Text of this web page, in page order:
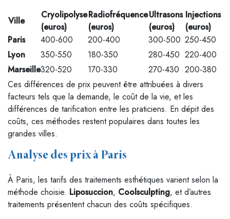
Ville
Cryolipolyse
(euros)
Radiofréquence
(euros)
Ultrasons
(euros)
Injections
(euros)
Paris
400-600 200-400 300-500 250-450
Lyon
350-550 180-350 280-450 220-400
Marseille320-520 170-330 270-430 200-380
Ces différences de prix peuvent être attribuées à divers
facteurs tels que la demande, le coût de la vie, et les
différences de tarification entre les praticiens. En dépit des
coûts, ces méthodes restent populaires dans toutes les
grandes villes.
Analyse des prix à Paris
À Paris, les tarifs des traitements esthétiques varient selon la
méthode choisie. Liposuccion, Coolsculpting, et d’autres
traitements présentent chacun des coûts spécifiques.